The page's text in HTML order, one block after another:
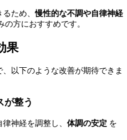
るため、慢性的な不調や自律神経
の方におすすめです。
果
以下のような改善が期待できま
整う
神経を調整し、 体調の安定 を